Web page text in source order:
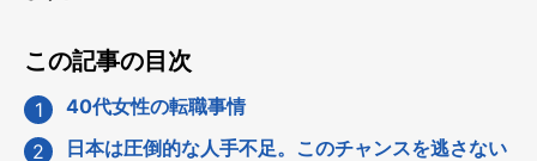
この記事の目次
40代女性の転職事情
日本は圧倒的な人手不足。このチャンスを逃さない